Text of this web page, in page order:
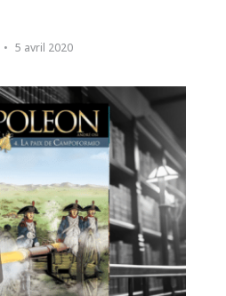
5 avril 2020